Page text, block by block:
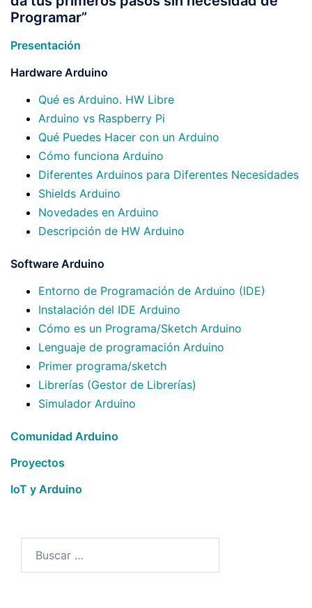
Programar”
Presentación
Hardware Arduino
Qué es Arduino. HW Libre
Arduino vs Raspberry Pi
Qué Puedes Hacer con un Arduino
Cómo funciona Arduino
Diferentes Arduinos para Diferentes Necesidades
Shields Arduino
Novedades en Arduino
Descripción de HW Arduino
Software Arduino
Entorno de Programación de Arduino (IDE)
Instalación del IDE Arduino
Cómo es un Programa/Sketch Arduino
Lenguaje de programación Arduino
Primer programa/sketch
Librerías (Gestor de Librerías)
Simulador Arduino
Comunidad Arduino
Proyectos
IoT y Arduino